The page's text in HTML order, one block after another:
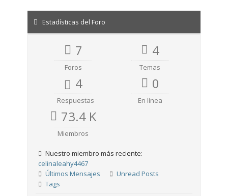
Estadísticas del Foro
7
Foros
4
Temas
4
Respuestas
0
En línea
73.4 K
Miembros
Nuestro miembro más reciente:
celinaleahy4467
Últimos Mensajes
Unread Posts
Tags